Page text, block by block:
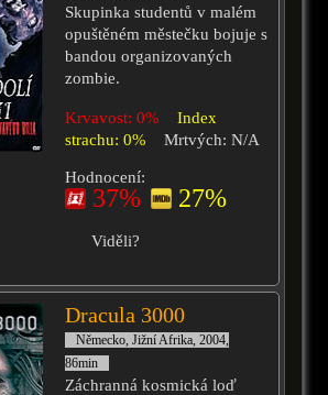
Skupinka studentů v malém
opuštěném městečku bojuje s
bandou organizovaných
zombie.
Krvavost: 0%
Index
strachu: 0%
Mrtvých: N/A
Hodnocení:
37% 27%
Viděli?
Dracula 3000
Německo, Jižní Afrika, 2004,
86min
Záchranná kosmická loď